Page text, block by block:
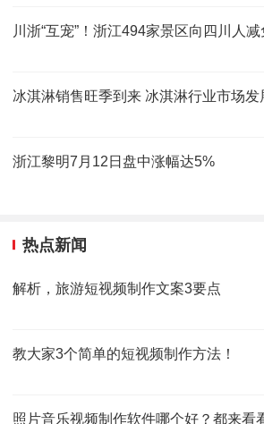
川浙“互宠”！浙江494家景区向四川人
冰淇淋销售旺季到来 冰淇淋行业市场
浙江黎明7月12日盘中涨幅达5%
热点新闻
解析，旅游短视频制作文案3要点
教大家3个简单的短视频制作方法！
照片音乐视频制作软件哪个好？都来看